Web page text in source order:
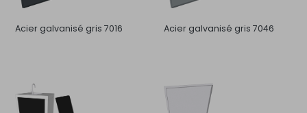
Acier galvanisé gris 7016 Acier galvanisé gris 7046